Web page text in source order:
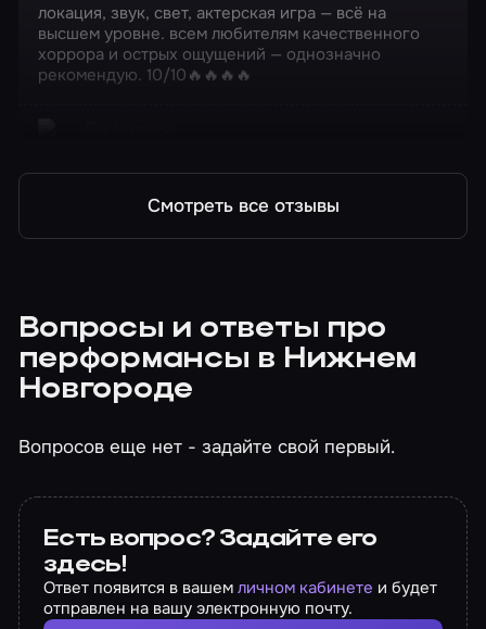
локация, звук, свет, актерская игра — всё на
высшем уровне. всем любителям качественного
хоррора и острых ощущений — однозначно
рекомендую. 10/10🔥🔥🔥🔥
Смотреть все отзывы
Вопросы и ответы про
перформансы в Нижнем
Новгороде
Вопросов еще нет - задайте свой первый.
Есть вопрос? Задайте его
здесь!
Ответ появится в вашемличном кабинете и будет
отправлен на вашу электронную почту.